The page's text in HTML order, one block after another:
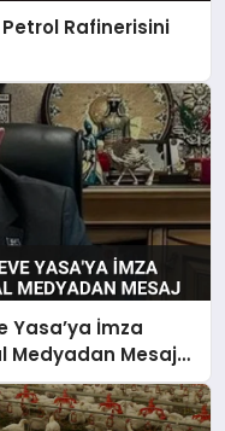
Rafinerisini
Yasa’ya İmza
Medyadan Mesaj